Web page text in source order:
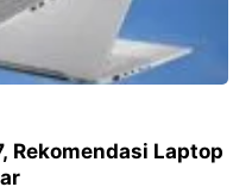
Rekomendasi Laptop